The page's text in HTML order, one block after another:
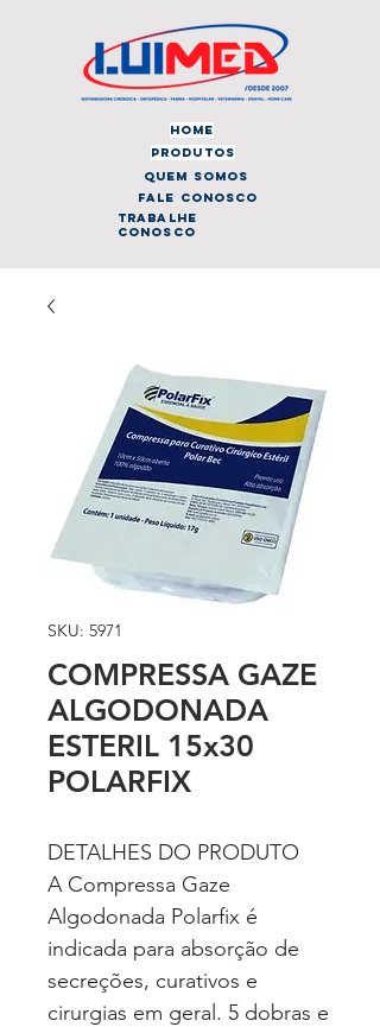
home
produtos
quem somos
fale conosco
trabalhe
conosco
SKU: 5971
COMPRESSA GAZE
ALGODONADA
ESTERIL 15x30
POLARFIX
DETALHES DO PRODUTO
A Compressa Gaze
Algodonada Polarfix é
indicada para absorção de
secreções, curativos e
cirurgias em geral. 5 dobras e